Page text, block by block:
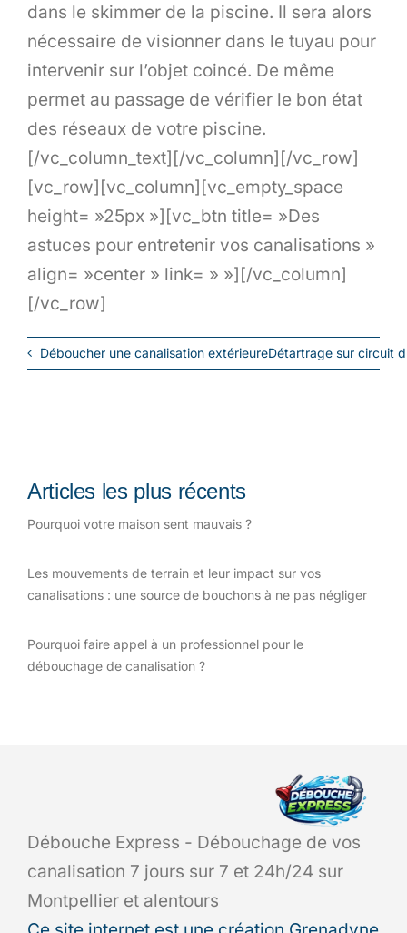
dans le skimmer de la piscine. Il sera alors
nécessaire de visionner dans le tuyau pour
intervenir sur l’objet coincé. De même
permet au passage de vérifier le bon état
des réseaux de votre piscine.
[/vc_column_text][/vc_column][/vc_row]
[vc_row][vc_column][vc_empty_space
height= »25px »][vc_btn title= »Des
astuces pour entretenir vos canalisations »
align= »center » link= » »][/vc_column]
[/vc_row]
Déboucher une canalisation extérieureDétartrage sur circuit
Articles les plus récents
Pourquoi votre maison sent mauvais ?
Les mouvements de terrain et leur impact sur vos
canalisations : une source de bouchons à ne pas négliger
Pourquoi faire appel à un professionnel pour le
débouchage de canalisation ?
Débouche Express - Débouchage de vos
canalisation 7 jours sur 7 et 24h/24 sur
Montpellier et alentours